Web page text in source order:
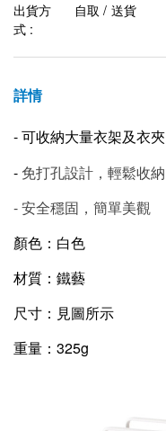
出貨方
式 :
自取 / 送貨
詳情
-可收納大量衣架及衣夾
- 免打孔設計，輕鬆收納
-安全穩固，簡單美觀
顏色：白色
材質：鐵藝
尺寸：見圖所示
重量： 325g